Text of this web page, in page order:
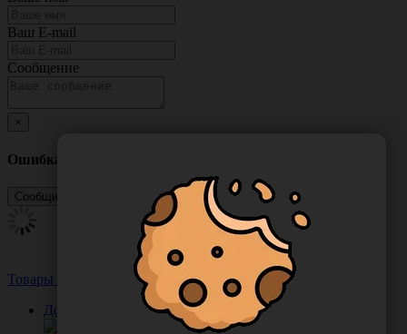
Ваш E-mail
Сообщение
×
Ошибка
Товары из этой категории
Посмотреть все
Дозатор 28/410 белый, трубка 170 мм, Китай